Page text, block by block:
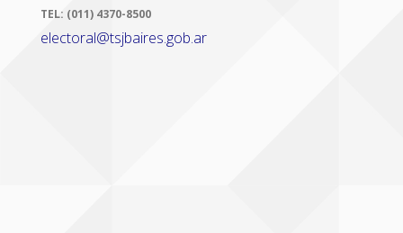
TEL: (011) 4370-8500
electoral@tsjbaires.gob.ar